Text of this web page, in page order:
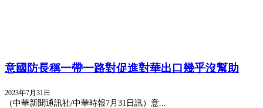
意國防長稱一帶一路對促進對華出口幾乎沒幫助
2023年7月31日
（中華新聞通訊社/中華時報7月31日訊）意...